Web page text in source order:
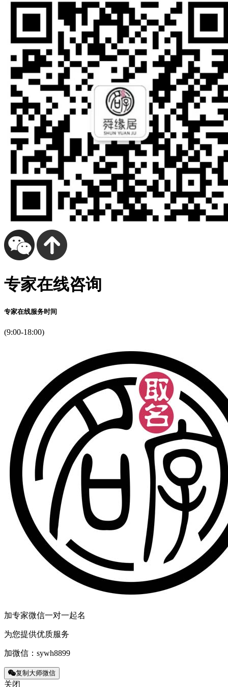
专家在线咨询
专家在线服务时间
(9:00-18:00)
加专家微信一对一起名
为您提供优质服务
加微信： sywh8899
复制大师微信
关闭